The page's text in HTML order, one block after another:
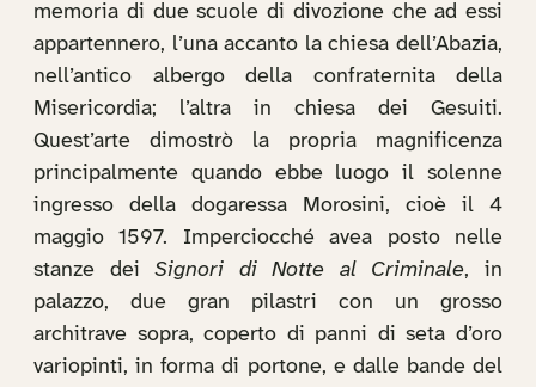
memoria di due scuole di divozione che ad essi
appartennero, l’una accanto la chiesa dell’Abazia,
nell’antico albergo della confraternita della
Misericordia; l’altra in chiesa dei Gesuiti.
Quest’arte dimostrò la propria magnificenza
principalmente quando ebbe luogo il solenne
ingresso della dogaressa Morosini, cioè il 4
maggio 1597. Imperciocché avea posto nelle
stanze deiSignori di Notte al Criminale, in
palazzo, due gran pilastri con un grosso
architrave sopra, coperto di panni di seta d’oro
variopinti, in forma di portone, e dalle bande del